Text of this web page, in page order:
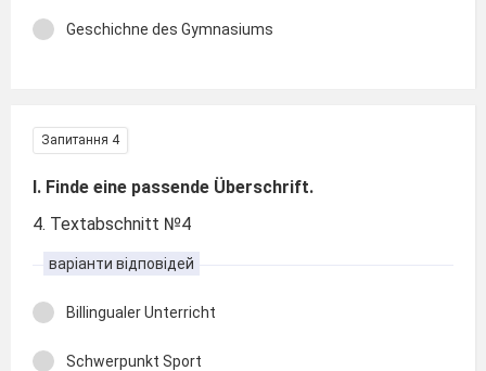
Geschichne des Gymnasiums
Запитання 4
I. Finde eine passende Überschrift.
4. Textabschnitt №4
варіанти відповідей
Billingualer Unterricht
Schwerpunkt Sport